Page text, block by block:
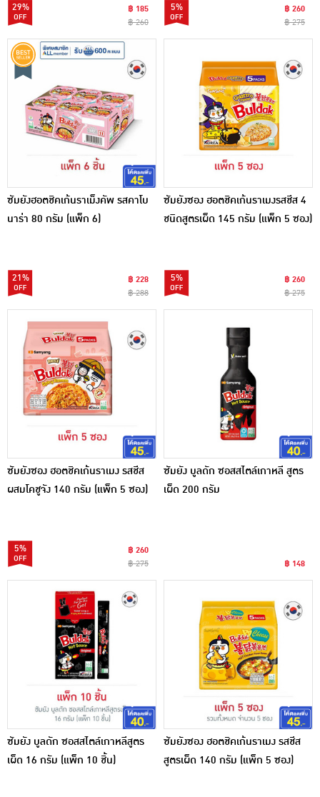
29%
฿ 185
฿ 260
5%
฿ 260
฿ 275
ซัมยังฮอตชิคเก้นราเม็งคัพ รสคาโบ
นาร่า 80 กรัม (แพ็ก 6)
21%
฿ 228
฿ 288
ซัมยังซอง ฮอตชิคเก้นราเมงรสชีส 4
ชนิดสูตรเผ็ด 145 กรัม (แพ็ก 5 ซอง)
5%
฿ 260
฿ 275
ซัมยังซอง ฮอตชิคเก้นราเมง รสชีส
ผสมโคชูจัง 140 กรัม (แพ็ก 5 ซอง)
5%
฿ 260
฿ 275
ซัมยัง บูลดัก ซอสสไตล์เกาหลี สูตร
เผ็ด 200 กรัม
฿ 148
ซัมยัง บูลดัก ซอสสไตล์เกาหลีสูตร
เผ็ด 16 กรัม (แพ็ก 10 ชิ้น)
ซัมยังซอง ฮอตชิคเก้นราเมง รสชีส
สูตรเผ็ด 140 กรัม (แพ็ก 5 ซอง)